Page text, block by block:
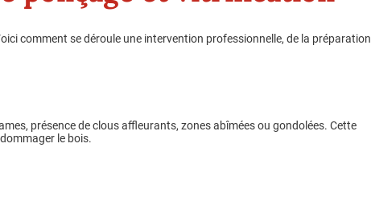
comment se déroule une intervention professionnelle, de la préparation
présence de clous affleurants, zones abîmées ou gondolées. Cette
le bois.